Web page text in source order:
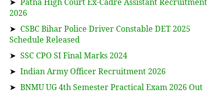
➤ Patna High Court Ex-Cadre Assistant Recruitment
2026
➤ CSBC Bihar Police Driver Constable DET 2025
Schedule Released
➤ SSC CPO SI Final Marks 2024
➤ Indian Army Officer Recruitment 2026
➤ BNMU UG 4th Semester Practical Exam 2026 Out